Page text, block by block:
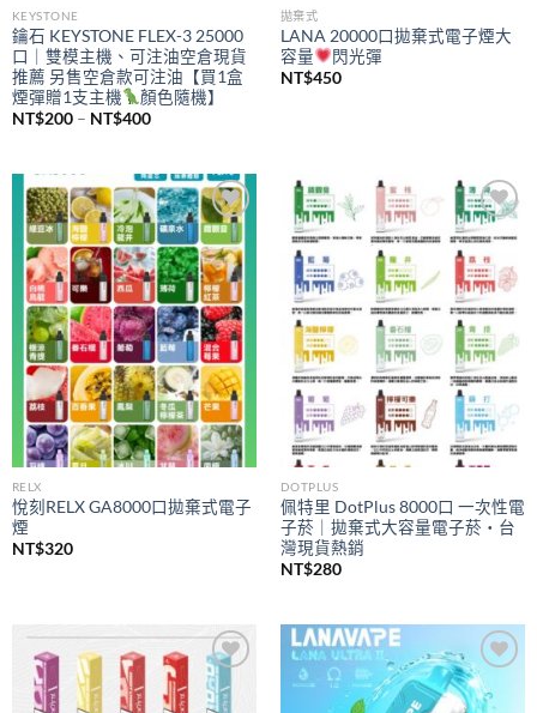
KEYSTONE
鑰石 KEYSTONE FLEX-3 25000
口｜雙模主機、可注油空倉現貨
推薦 另售空倉款可注油【買1盒
煙彈贈1支主機
顏色隨機】
NT$200 – NT$400價
NT$200
到
NT$400
拋棄式
LANA 20000口拋棄式電子煙大
容量
閃光彈
NT$450
Add to
wishlist
RELX
悅刻RELX GA8000口拋棄式電子
煙
NT$320
Add to
DOTPLUS
佩特里 DotPlus 8000口 一次性電
子菸｜拋棄式大容量電子菸・台
灣現貨熱銷
NT$280
Add to
wishlist
Add to
wishlist